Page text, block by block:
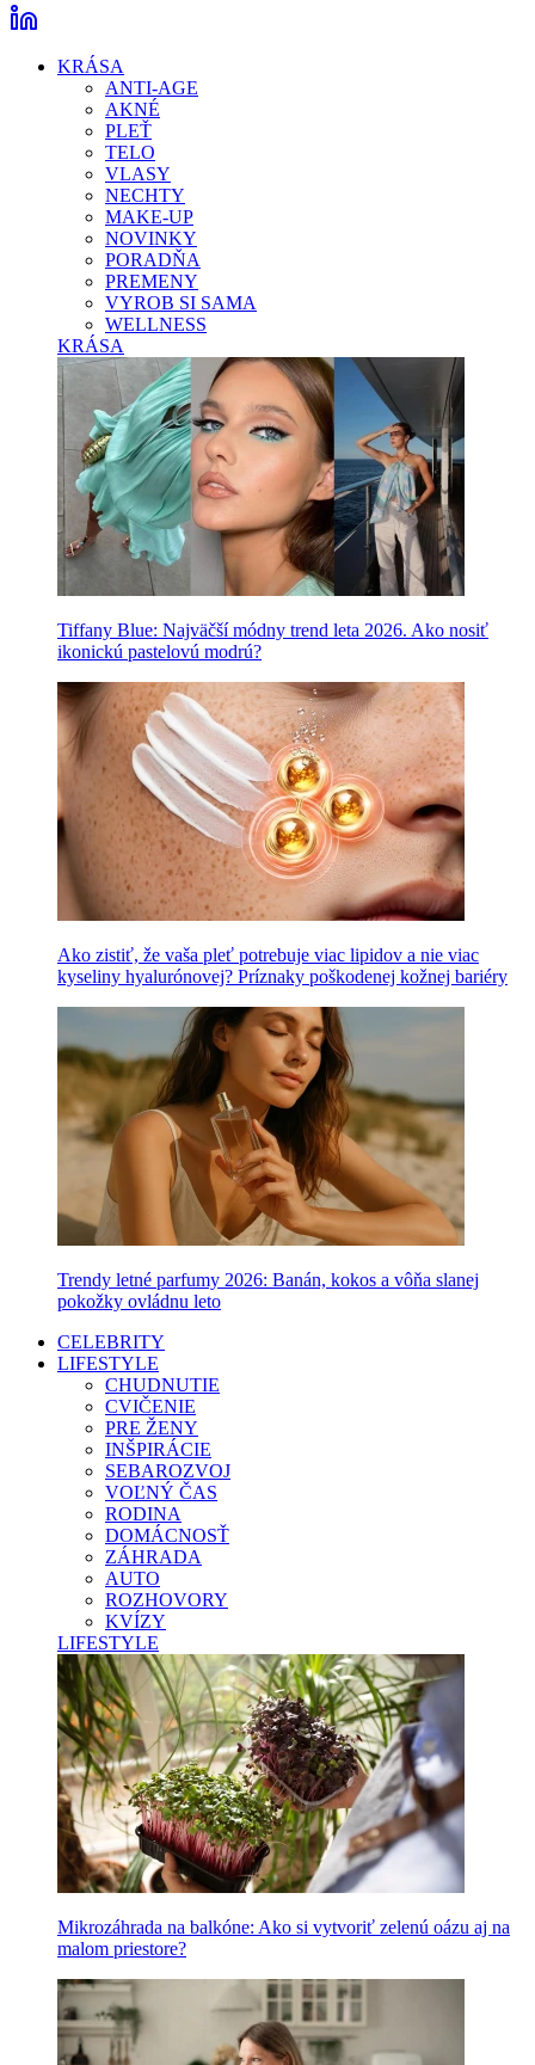
KRÁSA
ANTI-AGE
AKNÉ
PLEŤ
TELO
VLASY
NECHTY
MAKE-UP
NOVINKY
PORADŇA
PREMENY
VYROB SI SAMA
WELLNESS
KRÁSA
Tiffany Blue: Najväčší módny trend leta 2026. Ako nosiť
ikonickú pastelovú modrú?
Ako zistiť, že vaša pleť potrebuje viac lipidov a nie viac
kyseliny hyalurónovej? Príznaky poškodenej kožnej bariéry
Trendy letné parfumy 2026: Banán, kokos a vôňa slanej
pokožky ovládnu leto
CELEBRITY
LIFESTYLE
CHUDNUTIE
CVIČENIE
PRE ŽENY
INŠPIRÁCIE
SEBAROZVOJ
VOĽNÝ ČAS
RODINA
DOMÁCNOSŤ
ZÁHRADA
AUTO
ROZHOVORY
KVÍZY
LIFESTYLE
Mikrozáhrada na balkóne: Ako si vytvoriť zelenú oázu aj na
malom priestore?